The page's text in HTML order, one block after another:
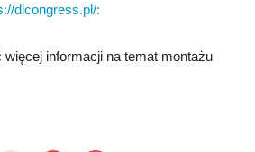
dlcongress.pl/:
informacji na temat montażu